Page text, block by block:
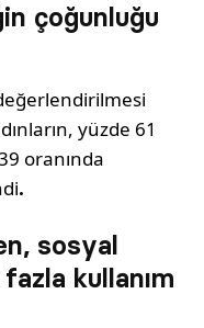
çoğunluğu
yüzde 61
oranında
.
sosyal
kullanım